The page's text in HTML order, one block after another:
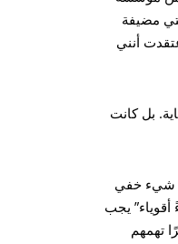
مضيفة
أنني
بل كانت
شيء خفي
أقوياء” يجب
تهمهم